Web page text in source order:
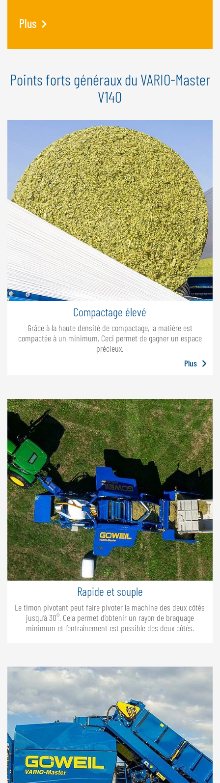
Plus
Points forts généraux du VARIO-Master
V140
Compactage élevé
Grâce à la haute densité de compactage, la matière est
compactée à un minimum. Ceci permet de gagner un espace
précieux.
Plus
Rapide et souple
Le timon pivotant peut faire pivoter la machine des deux côtés
jusqu’à 30°. Cela permet d’obtenir un rayon de braquage
minimum et l’entraînement est possible des deux côtés.